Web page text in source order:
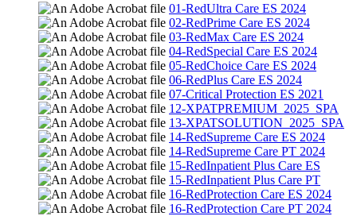
01-RedUltra Care ES 2024
02-RedPrime Care ES 2024
03-RedMax Care ES 2024
04-RedSpecial Care ES 2024
05-RedChoice Care ES 2024
06-RedPlus Care ES 2024
07-Critical Protection ES 2021
12-XPATPREMIUM_2025_SPA
13-XPATSOLUTION_2025_SPA
14-RedSupreme Care ES 2024
14-RedSupreme Care PT 2024
15-RedInpatient Plus Care ES
15-RedInpatient Plus Care PT
16-RedProtection Care ES 2024
16-RedProtection Care PT 2024